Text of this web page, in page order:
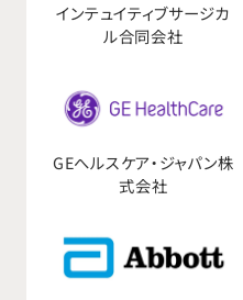
インテュイティブサージカ
ル合同会社
GEへルスケア・ジャパン株
式会社